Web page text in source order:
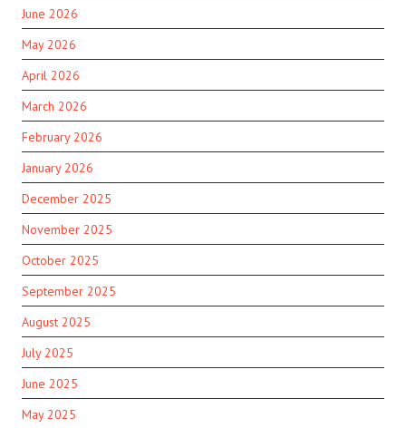
June 2026
May 2026
April 2026
March 2026
February 2026
January 2026
December 2025
November 2025
October 2025
September 2025
August 2025
July 2025
June 2025
May 2025